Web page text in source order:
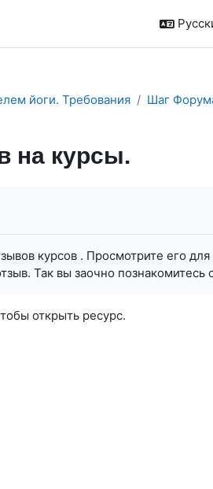
йоги. Требования
Шаг
на курсы.
курсов . Просмотрите его
Так вы заочно
открыть ресурс.